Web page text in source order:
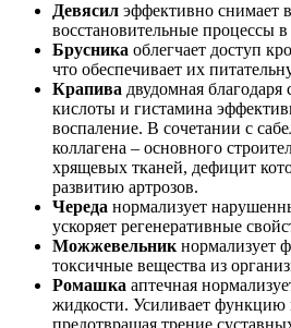
Девясил эффективно снимает
восстановительные процессы
Брусника облегчает доступ
что обеспечивает их
Крапива двудомная
кислоты и гистамина
воспаление. В сочетании с
коллагена – основного
хрящевых тканей, дефицит
развитию артрозов.
Череда нормализует
ускоряет регенеративные
Можжевельник нормализует
токсичные вещества из
Ромашка аптечная
жидкости. Усиливает функцию
предотвращая трение